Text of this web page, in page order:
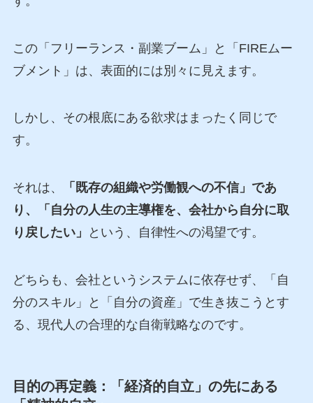
この「フリーランス・副業ブーム」と「FIREムー
ブメント」は、表面的には別々に見えます。
しかし、その根底にある欲求はまったく同じで
す。
それは、
「既存の組織や労働観への不信」であ
り、「自分の人生の主導権を、会社から自分に取
り戻したい」
という、自律性への渇望です。
どちらも、会社というシステムに依存せず、「自
分のスキル」と「自分の資産」で生き抜こうとす
る、現代人の合理的な自衛戦略なのです。
目的の再定義：「経済的自立」の先にある